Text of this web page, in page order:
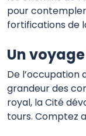
pour contempler
fortifications de
Un
De l’occupation
grandeur des
royal, la Cité
tours. Comptez